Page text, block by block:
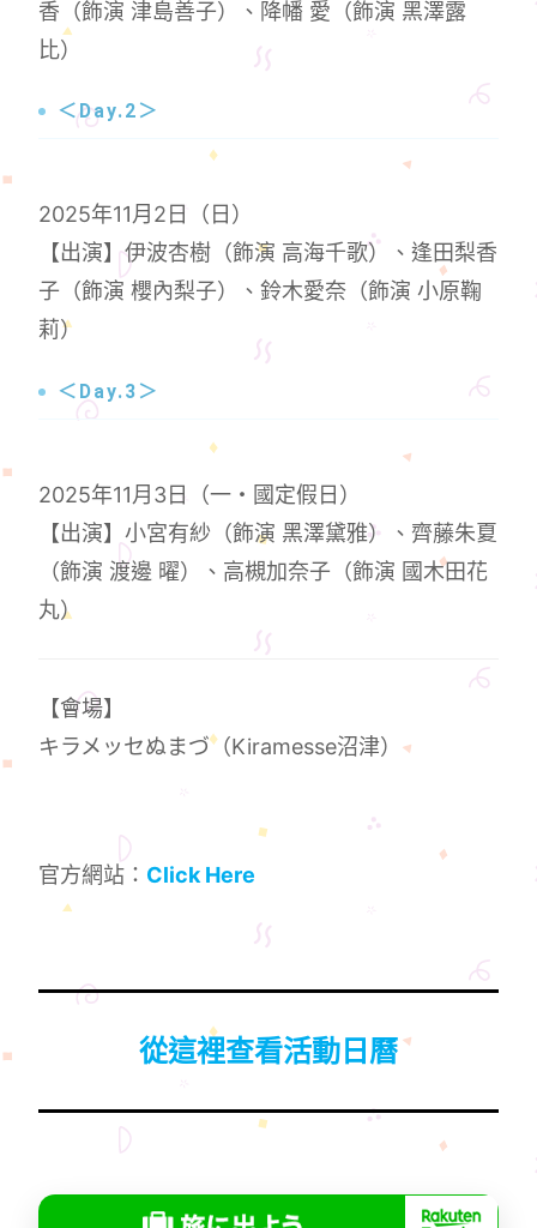
香（飾演 津島善子）、降幡 愛（飾演 黑澤露
比）
＜Day.2＞
2025年11月2日（日）
【出演】伊波杏樹（飾演 高海千歌）、逢田梨香
子（飾演 櫻內梨子）、鈴木愛奈（飾演 小原鞠
莉）
＜Day.3＞
2025年11月3日（一・國定假日）
【出演】小宮有紗（飾演 黑澤黛雅）、齊藤朱夏
（飾演 渡邊 曜）、高槻加奈子（飾演 國木田花
丸）
【會場】
キラメッセぬまづ（Kiramesse沼津）
官方網站： Click Here
從這裡查看活動日曆